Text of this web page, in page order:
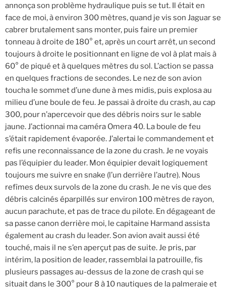
annonça son problème hydraulique puis se tut. Il était en
face de moi, à environ 300 mètres, quand je vis son Jaguar se
cabrer brutalement sans monter, puis faire un premier
tonneau à droite de 180° et, après un court arrêt, un second
toujours à droite le positionnant en ligne de vol à plat mais à
60° de piqué et à quelques mètres du sol. L’action se passa
en quelques fractions de secondes. Le nez de son avion
toucha le sommet d’une dune à mes midis, puis explosa au
milieu d’une boule de feu. Je passai à droite du crash, au cap
300, pour n’apercevoir que des débris noirs sur le sable
jaune. J’actionnai ma caméra Omera 40. La boule de feu
s’était rapidement évaporée. J’alertai le commandement et
refis une reconnaissance de la zone du crash. Je ne voyais
pas l’équipier du leader. Mon équipier devait logiquement
toujours me suivre en snake (l’un derrière l’autre). Nous
refîmes deux survols de la zone du crash. Je ne vis que des
débris calcinés éparpillés sur environ 100 mètres de rayon,
aucun parachute, et pas de trace du pilote. En dégageant de
sa passe canon derrière moi, le capitaine Harmand assista
également au crash du leader. Son avion avait aussi été
touché, mais il ne s’en aperçut pas de suite. Je pris, par
intérim, la position de leader, rassemblai la patrouille, fis
plusieurs passages au-dessus de la zone de crash qui se
situait dans le 300° pour 8 à 10 nautiques de la palmeraie et